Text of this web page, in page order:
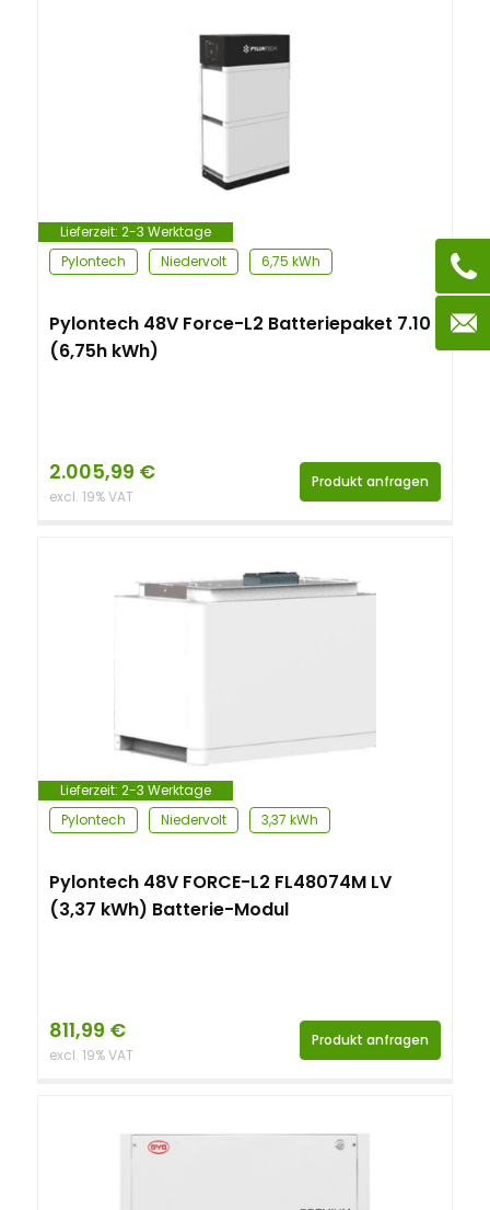
Lieferzeit: 2-3 Werktage
Pylontech
Niedervolt 6,75 kWh
Pylontech 48V Force-L2 Batteriepaket 7.10
(6,75h kWh)
2.005,99 €
excl. 19% VAT
Produkt anfragen
Lieferzeit: 2-3 Werktage
Pylontech
Niedervolt 3,37 kWh
Pylontech 48V FORCE-L2 FL48074M LV
(3,37 kWh) Batterie-Modul
811,99 €
excl. 19% VAT
Produkt anfragen